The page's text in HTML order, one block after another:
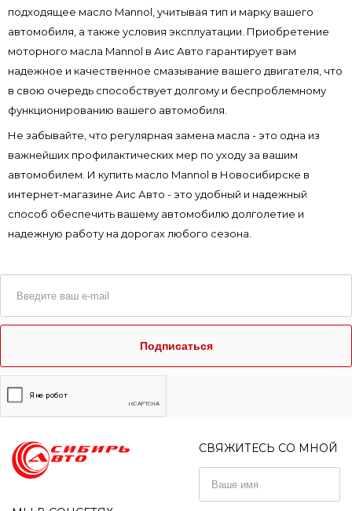
подходящее масло Mannol, учитывая тип и марку вашего
автомобиля, а также условия эксплуатации. Приобретение
моторного масла Mannol в Аис Авто гарантирует вам
надежное и качественное смазывание вашего двигателя, что
в свою очередь способствует долгому и беспроблемному
функционированию вашего автомобиля.
Не забывайте, что регулярная замена масла - это одна из
важнейших профилактических мер по уходу за вашим
автомобилем. И купить масло Mannol в Новосибирске в
интернет-магазине Аис Авто - это удобный и надежный
способ обеспечить вашему автомобилю долголетие и
надежную работу на дорогах любого сезона.
Подписаться
СВЯЖИТЕСЬ СО МНОЙ